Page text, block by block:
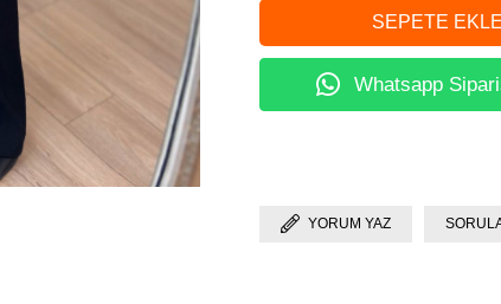
Whatsapp
YORUM YAZ